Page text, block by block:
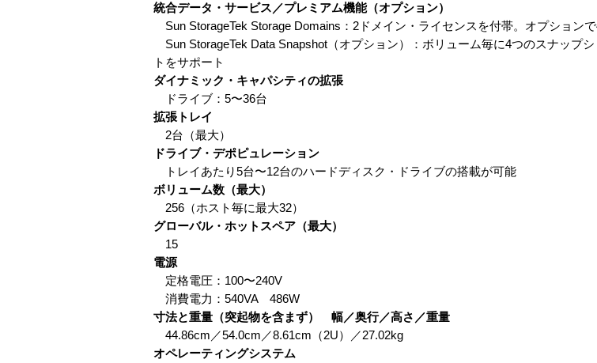
統合データ・サービス／プレミアム機能（オプション）
Sun StorageTek Storage Domains：2ドメイン・ライセンスを付帯。オプション
Sun StorageTek Data Snapshot（オプション）：ボリューム毎に4つのスナップ
トをサポート
ダイナミック・キャパシティの拡張
ドライブ：5〜36台
拡張トレイ
2台（最大）
ドライブ・デポピュレーション
トレイあたり5台〜12台のハードディスク・ドライブの搭載が可能
ボリューム数（最大）
256（ホスト毎に最大32）
グローバル・ホットスペア（最大）
15
電源
定格電圧：100〜240V
消費電力：540VA 486W
寸法と重量（突起物を含まず） 幅／奥行／高さ／重量
44.86cm／54.0cm／8.61cm（2U）／27.02kg
オペレーティングシステム